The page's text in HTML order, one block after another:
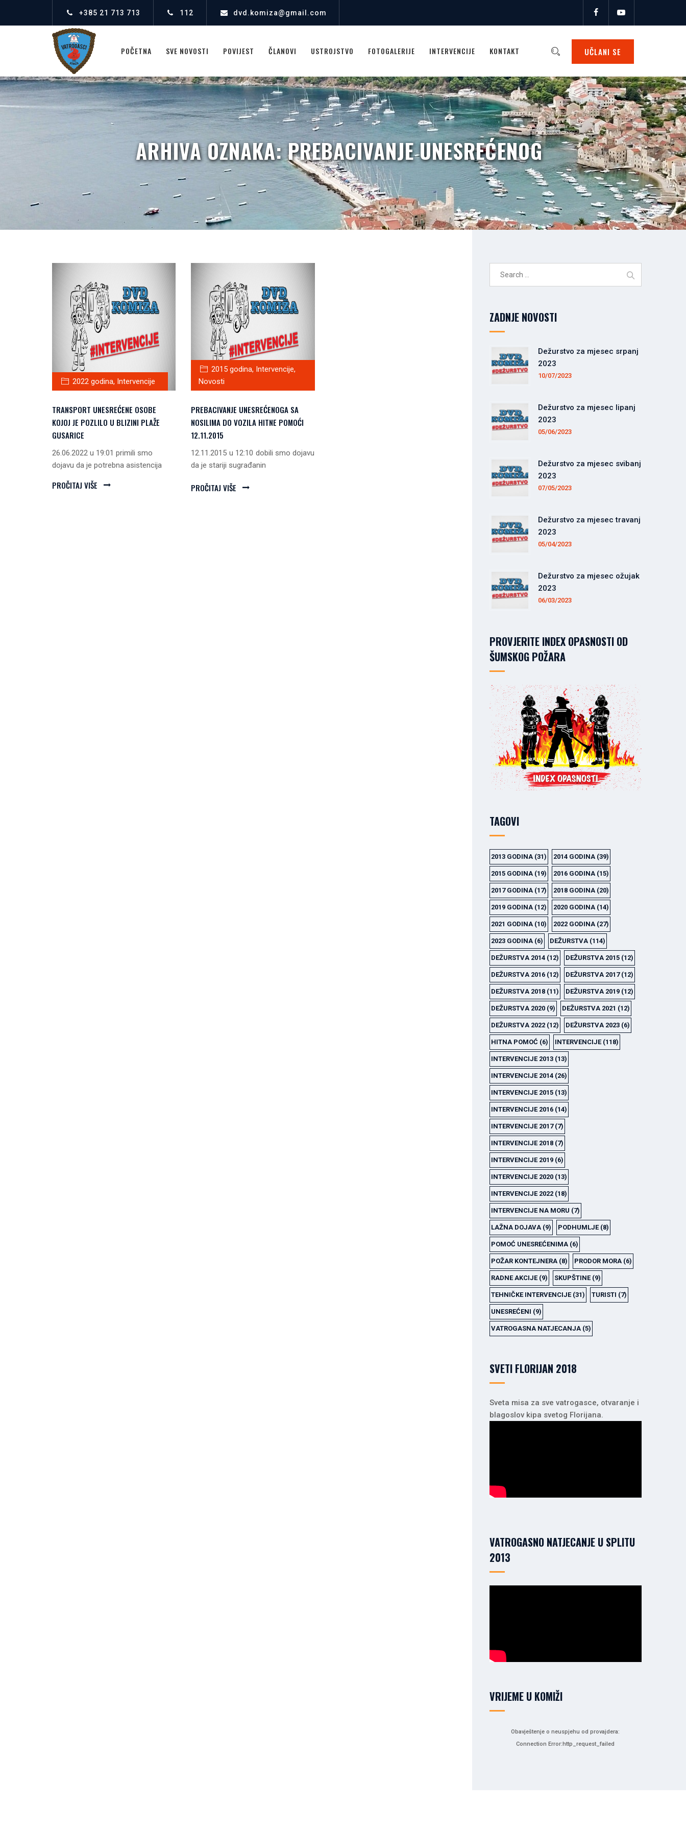
+385 21 713 713 112 dvd.komiza@gmail.com
UČLANI SE
POČETNA SVE NOVOSTI POVIJEST ČLANOVI USTROJSTVO FOTOGALERIJE INTERVENCIJE KONTAKT
ARHIVA OZNAKA:PREBACIVANJE UNESREĆENOG
2022 godina, Intervencije
TRANSPORT UNESREĆENE OSOBE
KOJOJ JE POZLILO U BLIZINI PLAŽE
GUSARICE
26.06.2022 u 19:01 primili smo
dojavu da je potrebna asistencija
PROČITAJ VIŠE
2015 godina, Intervencije,
Novosti
PREBACIVANJE UNESREĆENOGA SA
NOSILIMA DO VOZILA HITNE POMOĆI
12.11.2015
12.11.2015 u 12:10 dobili smo dojavu
da je stariji sugrađanin
PROČITAJ VIŠE
ZADNJE NOVOSTI
Dežurstvo za mjesec srpanj
2023
10/07/2023
Dežurstvo za mjesec lipanj
2023
05/06/2023
Dežurstvo za mjesec svibanj
2023
07/05/2023
Dežurstvo za mjesec travanj
2023
05/04/2023
Dežurstvo za mjesec ožujak
2023
06/03/2023
PROVJERITE INDEX OPASNOSTI OD
ŠUMSKOG POŽARA
TAGOVI
2013 GODINA(31) 2014 GODINA(39)
2015 GODINA(19) 2016 GODINA(15)
2017 GODINA(17) 2018 GODINA(20)
2019 GODINA(12) 2020 GODINA(14)
2021 GODINA(10) 2022 GODINA(27)
2023 GODINA(6) DEŽURSTVA(114)
DEŽURSTVA 2014(12) DEŽURSTVA 2015(12)
DEŽURSTVA 2016(12) DEŽURSTVA 2017(12)
DEŽURSTVA 2018(11) DEŽURSTVA 2019(12)
DEŽURSTVA 2020(9) DEŽURSTVA 2021 (12)
DEŽURSTVA 2022(12) DEŽURSTVA 2023(6)
HITNA POMOĆ (6) INTERVENCIJE(118)
INTERVENCIJE 2013(13)
INTERVENCIJE 2014(26)
INTERVENCIJE 2015(13)
INTERVENCIJE 2016(14)
INTERVENCIJE 2017(7)
INTERVENCIJE 2018(7)
INTERVENCIJE 2019(6)
INTERVENCIJE 2020(13)
INTERVENCIJE 2022(18)
INTERVENCIJE NA MORU (7)
LAŽNA DOJAVA(9) PODHUMLJE(8)
POMOĆ UNESREĆENIMA(6)
POŽAR KONTEJNERA(8) PRODOR MORA(6)
RADNE AKCIJE(9) SKUPŠTINE(9)
TEHNIČKE INTERVENCIJE(31) TURISTI (7)
UNESREĆENI (9)
VATROGASNA NATJECANJA(5)
SVETI FLORIJAN 2018
Sveta misa za sve vatrogasce, otvaranje i
blagoslov kipa svetog Florijana.
VATROGASNO NATJECANJE U SPLITU
2013
VRIJEME U KOMIŽI
Obavještenje o neuspjehu od provajdera:
Connection Error:http_request_failed